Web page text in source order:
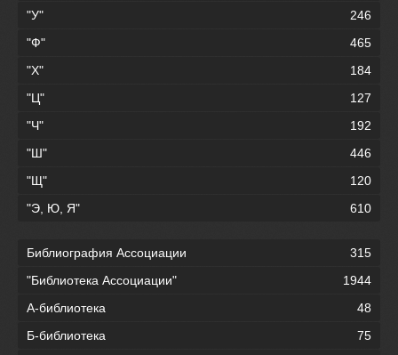
"У"
246
"Ф"
465
"Х"
184
"Ц"
127
"Ч"
192
"Ш"
446
"Щ"
120
"Э, Ю, Я"
610
Библиография Ассоциации
315
"Библиотека Ассоциации"
1944
А-библиотека
48
Б-библиотека
75